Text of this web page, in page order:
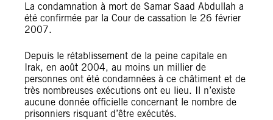
La condamnation à mort de Samar Saad Abdullah a
été confirmée par la Cour de cassation le 26 février
2007.
Depuis le rétablissement de la peine capitale en
Irak, en août 2004, au moins un millier de
personnes ont été condamnées à ce châtiment et de
très nombreuses exécutions ont eu lieu. Il n’existe
aucune donnée officielle concernant le nombre de
prisonniers risquant d’être exécutés.